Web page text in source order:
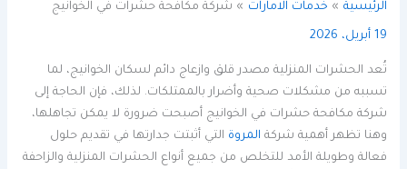
الرئيسية خدمات الامارات شركة مكافحة حشرات في الخوانيج
19 أبريل، 2026
تُعد الحشرات المنزلية مصدر قلق وازعاج دائم لسكان الخوانيج، لما
تسببه من مشكلات صحية وأضرار بالممتلكات. لذلك، فإن الحاجة إلى
شركة مكافحة حشرات في الخوانيج أصبحت ضرورة لا يمكن تجاهلها،
وهنا تظهر أهمية شركة المروة التي أثبتت جدارتها في تقديم حلول
فعالة وطويلة الأمد للتخلص من جميع أنواع الحشرات المنزلية والزاحفة